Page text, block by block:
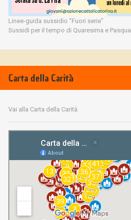
Linee-guida sussidio "Fuori serie"
Sussidi per il tempo di Quaresima e Pasqua
Carta della Carità
Vai alla Carta della Carità